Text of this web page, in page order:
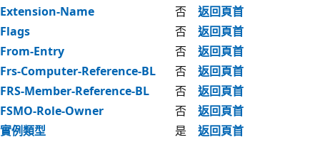
Extension-Name
否
返回頁首
Flags
否
返回頁首
From-Entry
否
返回頁首
Frs-Computer-Reference-BL
否
返回頁首
FRS-Member-Reference-BL
否
返回頁首
FSMO-Role-Owner
否
返回頁首
實例類型
是
返回頁首